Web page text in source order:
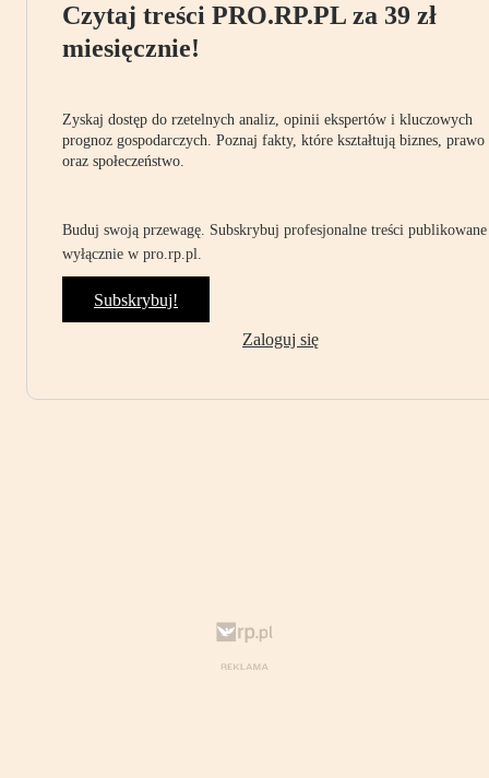
Czytaj treści PRO.RP.PL za 39 zł
miesięcznie!
Zyskaj dostęp do rzetelnych analiz, opinii ekspertów i kluczowych
prognoz gospodarczych. Poznaj fakty, które kształtują biznes, prawo
oraz społeczeństwo.
Buduj swoją przewagę. Subskrybuj profesjonalne treści publikowane
wyłącznie w pro.rp.pl.
Subskrybuj!
Zaloguj się